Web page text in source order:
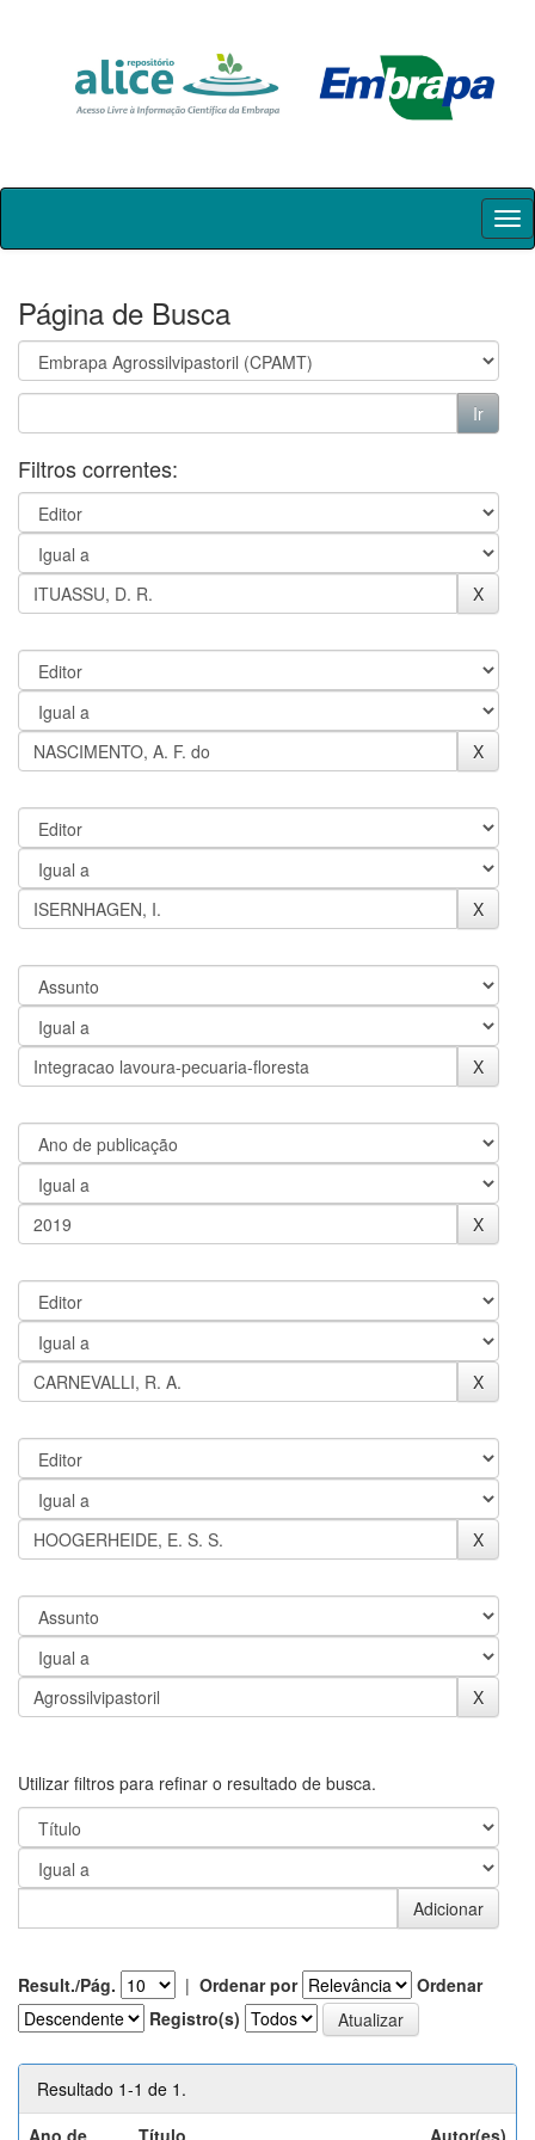
Skip
Página de Busca
Filtros correntes:
Utilizar filtros para refinar o resultado de busca.
Result./Pág. | Ordenar por
Ordenar
Registro(s)
Resultado 1-1 de 1.
Ano de
Título Autor(es)